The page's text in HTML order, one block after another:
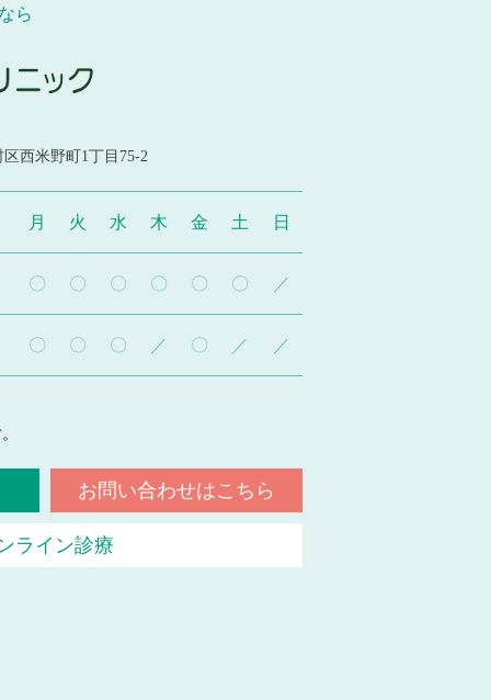
ら
西米野町1丁目75-2
月 火 水 木 金 土 日
〇 〇 〇 〇 〇 〇 ／
〇 〇 〇 ／ 〇 ／ ／
お問い合わせはこちら
ライン診療